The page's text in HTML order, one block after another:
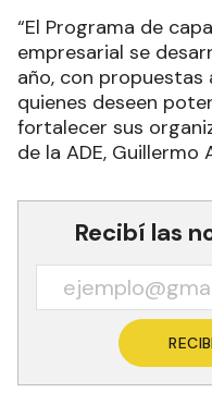
“El Programa de
empresarial se
año, con
quienes deseen
fortalecer sus
de la ADE, Guillermo
Recibí las